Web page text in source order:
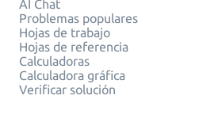
AI Chat
Problemas populares
Hojas de trabajo
Hojas de referencia
Calculadoras
Calculadora gráfica
Verificar solución